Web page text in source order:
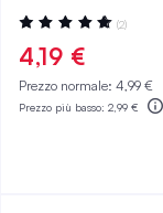
Valutazione:
100%
(2)
4,19 €
Prezzo normale: 4,99 €
Prezzo più basso: 2,99 €